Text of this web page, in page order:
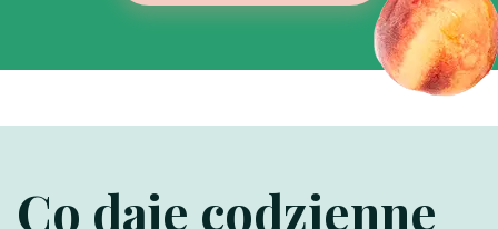
Co daje codzienne